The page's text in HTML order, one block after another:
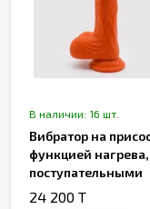
В наличии: 16 шт.
Вибратор на
функцией нагрева,
поступательными
движениями
24 200 T